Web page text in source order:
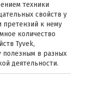
техники
свойств у
претензий к нему
количество
Tyvek,
полезным в разных
деятельности.